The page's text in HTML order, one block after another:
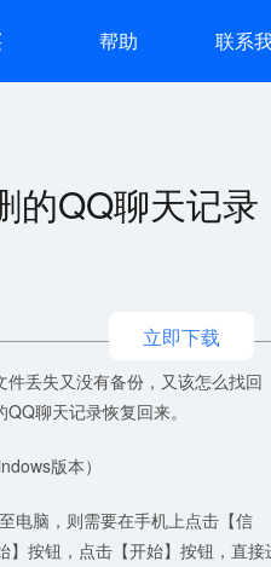
帮助 联系
的QQ聊天记录
立即下载
丢失又没有备份，又该怎么找回
聊天记录恢复回来。
版本）
电脑，则需要在手机上点击【信
】按钮，点击【开始】按钮，直接